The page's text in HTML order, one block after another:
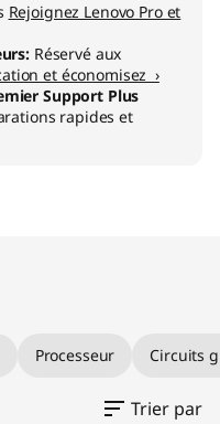
Rejoignez Lenovo Pro et
Réservé aux
et économisez ›
Support Plus
rapides et
Processeur Circuits
Trier par